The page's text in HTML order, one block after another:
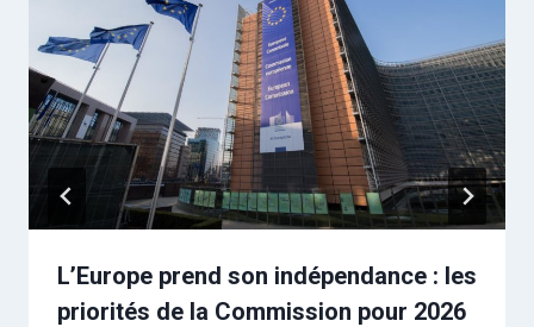
L’Europe prend son indépendance : les
priorités de la Commission pour 2026